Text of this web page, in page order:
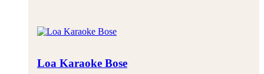
Loa Karaoke Bose